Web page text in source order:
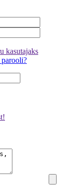
kasutajaks